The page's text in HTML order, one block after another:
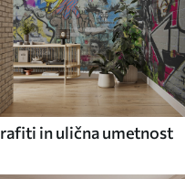
in ulična umetnost